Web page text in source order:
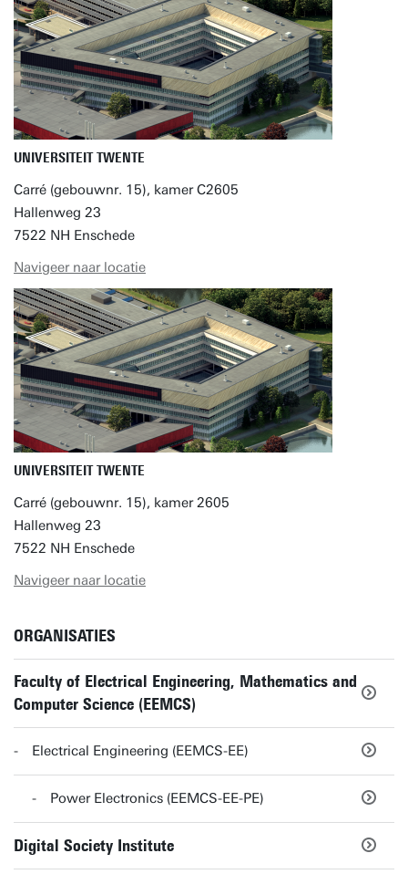
UNIVERSITEIT TWENTE
Carré (gebouwnr. 15), kamer C2605
Hallenweg 23
7522 NH Enschede
Navigeer naar locatie
UNIVERSITEIT TWENTE
Carré (gebouwnr. 15), kamer 2605
Hallenweg 23
7522 NH Enschede
Navigeer naar locatie
ORGANISATIES
Faculty of Electrical Engineering, Mathematics and
Computer Science (EEMCS)
Electrical Engineering (EEMCS-EE)
Power Electronics (EEMCS-EE-PE)
Digital Society Institute